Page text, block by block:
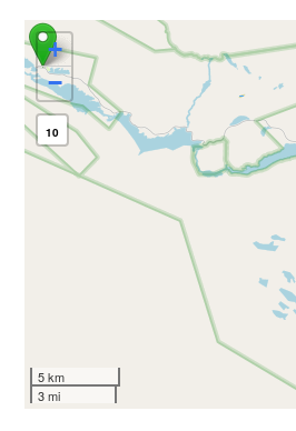
+
−
10
5 km
3 mi